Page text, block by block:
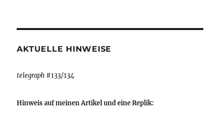
AKTUELLE HINWEISE
telegraph #133/134
Hinweis auf meinen Artikel und eine Replik: